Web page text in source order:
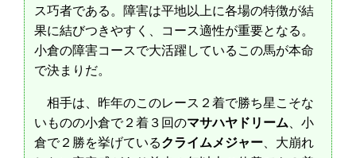
ス巧者である。障害は平地以上に各場の特徴が結
果に結びつきやすく、コース適性が重要となる。
小倉の障害コースで大活躍しているこの馬が本命
で決まりだ。
相手は、昨年のこのレース２着で勝ち星こそな
いものの小倉で２着３回のマサハヤドリーム、小
倉で２勝を挙げているクライムメジャー、大崩れ